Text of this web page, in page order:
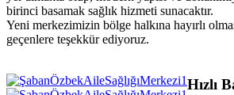
birinci basamak sağlık hizmeti sunacaktır.
Yeni merkezimizin bölge halkına hayırlı
geçenlere teşekkür ediyoruz.
Hızlı